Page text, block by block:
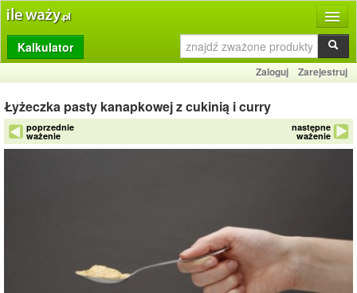
Produkty
Dziennik
Przelicznik
Porównywarka
Kalkulator
Zaloguj Zarejestruj
Łyżeczka pasty kanapkowej z cukinią i curry
poprzednie
ważenie
następne
ważenie